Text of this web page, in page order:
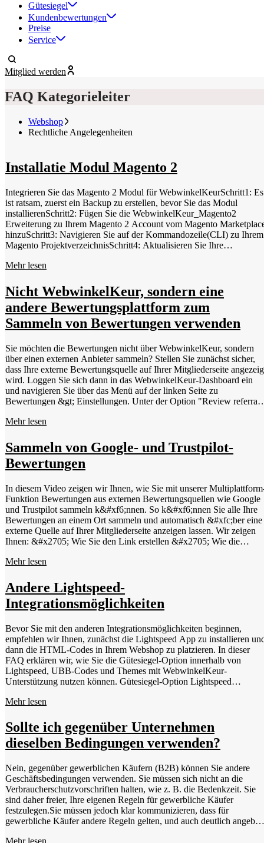
Gütesiegel
Kundenbewertungen
Preise
Service
Mitglied werden
FAQ Kategorieleiter
Webshop
Rechtliche Angelegenheiten
Installatie Modul Magento 2
Integrieren Sie das Magento 2 Modul für WebwinkelKeurSchritt1: Es
ist ratsam, zuerst ein Backup zu erstellen, bevor Sie das Modul
installierenSchritt2: Fügen Sie die WebwinkelKeur_Magento2
Erweiterung zu Ihrem Magento 2 Account vom Magento
hinzuSchritt3: Navigieren Sie auf der Kommandozeile(CLI) zu Ihrem
Magento ProjektverzeichnisSchritt4: Aktualisieren Sie Ihre
updateSchritt5: Führen Sie dann composer update aus. Schritt 6: Wenn
ausSchritt7: Überprüfen Sie, ob das Update mit bin/magento
module:status WebwinkelKeur_Magento2 installiert wurdeSchritt8:
Aktivieren Sie die folgende Erweiterung: bin/magento module:enable
WebwinkelKeur_Magento2Schritt9: Navigieren Sie in Ihrem
Dashboard zu "Stores" &gt; "Configuration" &gt;
Ihren API-Schlüssel ein. Die Werte für diese beiden Felder finden
wenn Sie sich im WebwinkelKeur-Dashboard anmelden. Gehen Sie
dazu auf die Registerkarte "Installation" &gt; "Software auswählen"
&gt; wählen Sie "Magento 2"Schritt 11: Konfigurieren Sie das
nach Ihren BedürfnissenSchritt12: Der WebwinkelKeur-Link ist nun
fertig. Es wird empfohlen, zunächst einen Testkauf zu tätigen und zu
vorhandenen Bildslider noch funktionieren.
Mehr lesen
Nicht WebwinkelKeur, sondern eine
andere Bewertungsplattform zum
Sammeln von Bewertungen verwenden
Sie möchten die Bewertungen nicht über WebwinkelKeur, sondern
über einen externen Anbieter sammeln? Stellen Sie zunächst sicher,
dass Ihre externe Bewertungsquelle auf Ihrer Mitgliederseite
wird. Loggen Sie sich dann in das WebwinkelKeur-Dashboard ein
und navigieren Sie über das Menü auf der linken Seite zu
Bewertungen &gt; Einstellungen. Unter der Option "Review referral"
Bewertungen sammeln möchten. Wenn Sie eine andere Plattform als
einer Bewertung auf Ihrer Mitgliedsseite von nun an auf das
Bewertungsformular der gewählten Plattform.
Mehr lesen
Sammeln von Google- und Trustpilot-
Bewertungen
In diesem Video zeigen wir Ihnen, wie Sie mit unserer
Funktion Bewertungen aus externen Bewertungsquellen wie Google
und Trustpilot sammeln k&#xf6;nnen. So k&#xf6;nnen Sie alle Ihre
Bewertungen an einem Ort sammeln und automatisch &#xfc;ber eine
externe Quelle auf Ihrer Mitgliederseite anzeigen lassen. Wir zeigen
Ihnen: &#x2705; Wie Sie den Link erstellen &#x2705; Wie die
gehalten werden
Mehr lesen
Andere Lightspeed-
Integrationsmöglichkeiten
Bevor Sie mit den anderen Integrationsmöglichkeiten beginnen,
empfehlen wir Ihnen, zunächst die Lightspeed App zu installieren
dann die HTML-Codes in Ihrem Webshop zu platzieren. In dieser
FAQ erklären wir, wie Sie die Gütesiegel-Option innerhalb von
Lightspeed, UBB-Codes und Themes mit WebwinkelKeur-
Unterstützung nutzen können. Gütesiegel-Option Lightspeed
Gütesiegel hinzuzufügen. Wenn Sie die Möglichkeit haben, Ihr
WebwinkelKeur einzufügen, wie in unserer Erklärung beschrieben,
ziehen wir diese Option der Standard-Lightspeed-Option vor. Der
Vorteil unserer eigenen Banner-Codes ist nämlich, dass sie die
Mouse-over-Tooltip ermöglichen, während die Standardoption von
Lightspeed beim Anklicken des Kennzeichens eine neue
öffnet. 1. Navigieren Sie in Ihrem Lightspeed-Backend zu Design
&gt; Gütesiegel. Klicken Sie dazu auf die Schaltfläche Hinzufügen.
Geben Sie unter Name zum Beispiel "WebwinkelKeur" oder
"WebwinkelKeur: Hallmark + Reviews" ein. 3. Geben Sie unter
Dashboard unter Promotion &gt; Banner finden. Die URL ist der Teil
Mehr lesen
Sollte ich gegenüber Unternehmen
dieselben Bedingungen verwenden?
Nein, gegenüber gewerblichen Käufern (B2B) können Sie andere
Geschäftsbedingungen verwenden. Sie müssen sich nicht an die
Verbraucherschutzvorschriften halten, wie z. B. die Bedenkzeit. Sie
sind daher freier, Ihre eigenen Regeln für gewerbliche Käufer
festzulegen.Sie müssen jedoch klar kommunizieren, dass für
gewerbliche Käufer andere Regeln gelten, und auch deutlich